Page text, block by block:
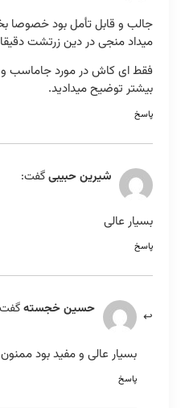
جالب و قابل تأمل بود
میداد منجی در دین زرتشت
فقط ای کاش در مورد جاماسب و
بیشتر توضیح میدادید.
پاسخ
شیرین حبیبیگفت:
بسیار عالی
پاسخ
حسین خجسته
بسیار عالی و مفید بود ممنون
پاسخ